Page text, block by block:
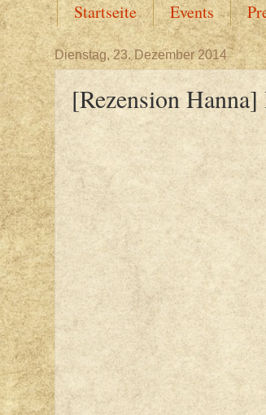
Startseite Events
Dienstag, 23. Dezember 2014
[Rezension